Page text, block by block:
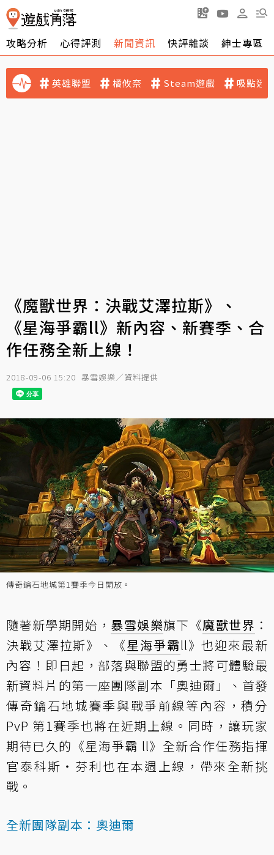
攻略分析 心得評測 新聞資訊 快評雜談 紳士專區
英雄聯盟 橘攸奈 Steam遊戲 吸點迷
《魔獸世界：決戰艾澤拉斯》、
《星海爭霸ll》新內容、新賽季、合
作任務全新上線！
2018-09-06 15:20 暴雪娛樂／資料提供
傳奇鑰石地城第1賽季今日開放。
隨著新學期開始， 暴雪娛樂旗下《魔獸世界 ：
決戰艾澤拉斯》、《星海爭霸ll》也迎來最新
內容！即日起，部落與聯盟的勇士將可體驗最
新資料片的第一座團隊副本「奧迪爾」、首發
傳奇鑰石地城賽季與戰爭前線等內容，積分
PvP 第1賽季也將在近期上線。同時，讓玩家
期待已久的《星海爭霸 ll》全新合作任務指揮
官泰科斯‧芬利也在本週上線，帶來全新挑
戰。
全新團隊副本：奧迪爾